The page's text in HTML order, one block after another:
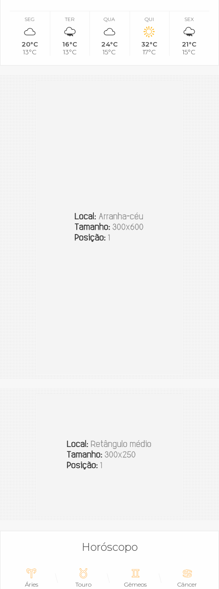
SEG
20°C
13°C
TER
16°C
13°C
QUA
24°C
15°C
QUI
32°C
17°C
SEX
21°C
15°C
Horóscopo
Áries Touro Gêmeos Câncer